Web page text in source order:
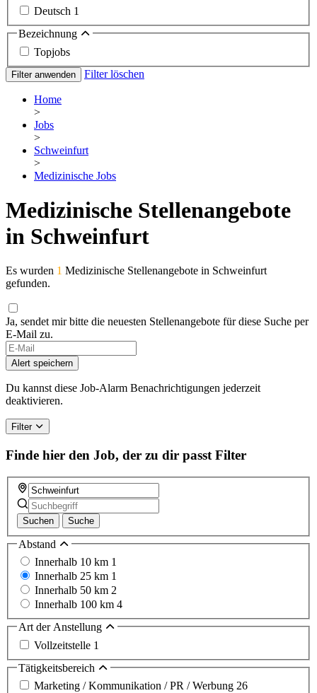
Deutsch 1
Bezeichnung
Topjobs
Filter anwenden Filter löschen
Home
>
Jobs
>
Schweinfurt
>
Medizinische Jobs
Medizinische Stellenangebote
in Schweinfurt
Es wurden 1 Medizinische Stellenangebote in Schweinfurt
gefunden.
Ja, sendet mir bitte die neuesten Stellenangebote für diese Suche per
E-Mail zu.
Alert speichern
Du kannst diese Job-Alarm Benachrichtigungen jederzeit
deaktivieren.
Filter
Finde hier den Job, der zu dir passt Filter
Suchen Suche
Abstand
Innerhalb 10 km 1
Innerhalb 25 km 1
Innerhalb 50 km 2
Innerhalb 100 km 4
Art der Anstellung
Vollzeitstelle 1
Tätigkeitsbereich
Marketing / Kommunikation / PR / Werbung 26